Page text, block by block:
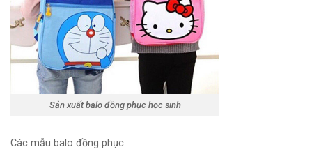
Sản xuất balo đồng phục học sinh
Các mẫu balo đồng phục: